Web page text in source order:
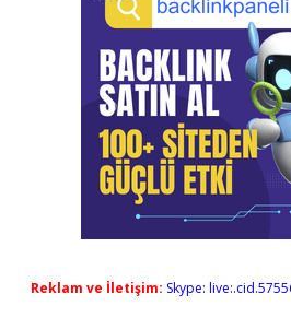
Reklam ve İletişim: Skype: